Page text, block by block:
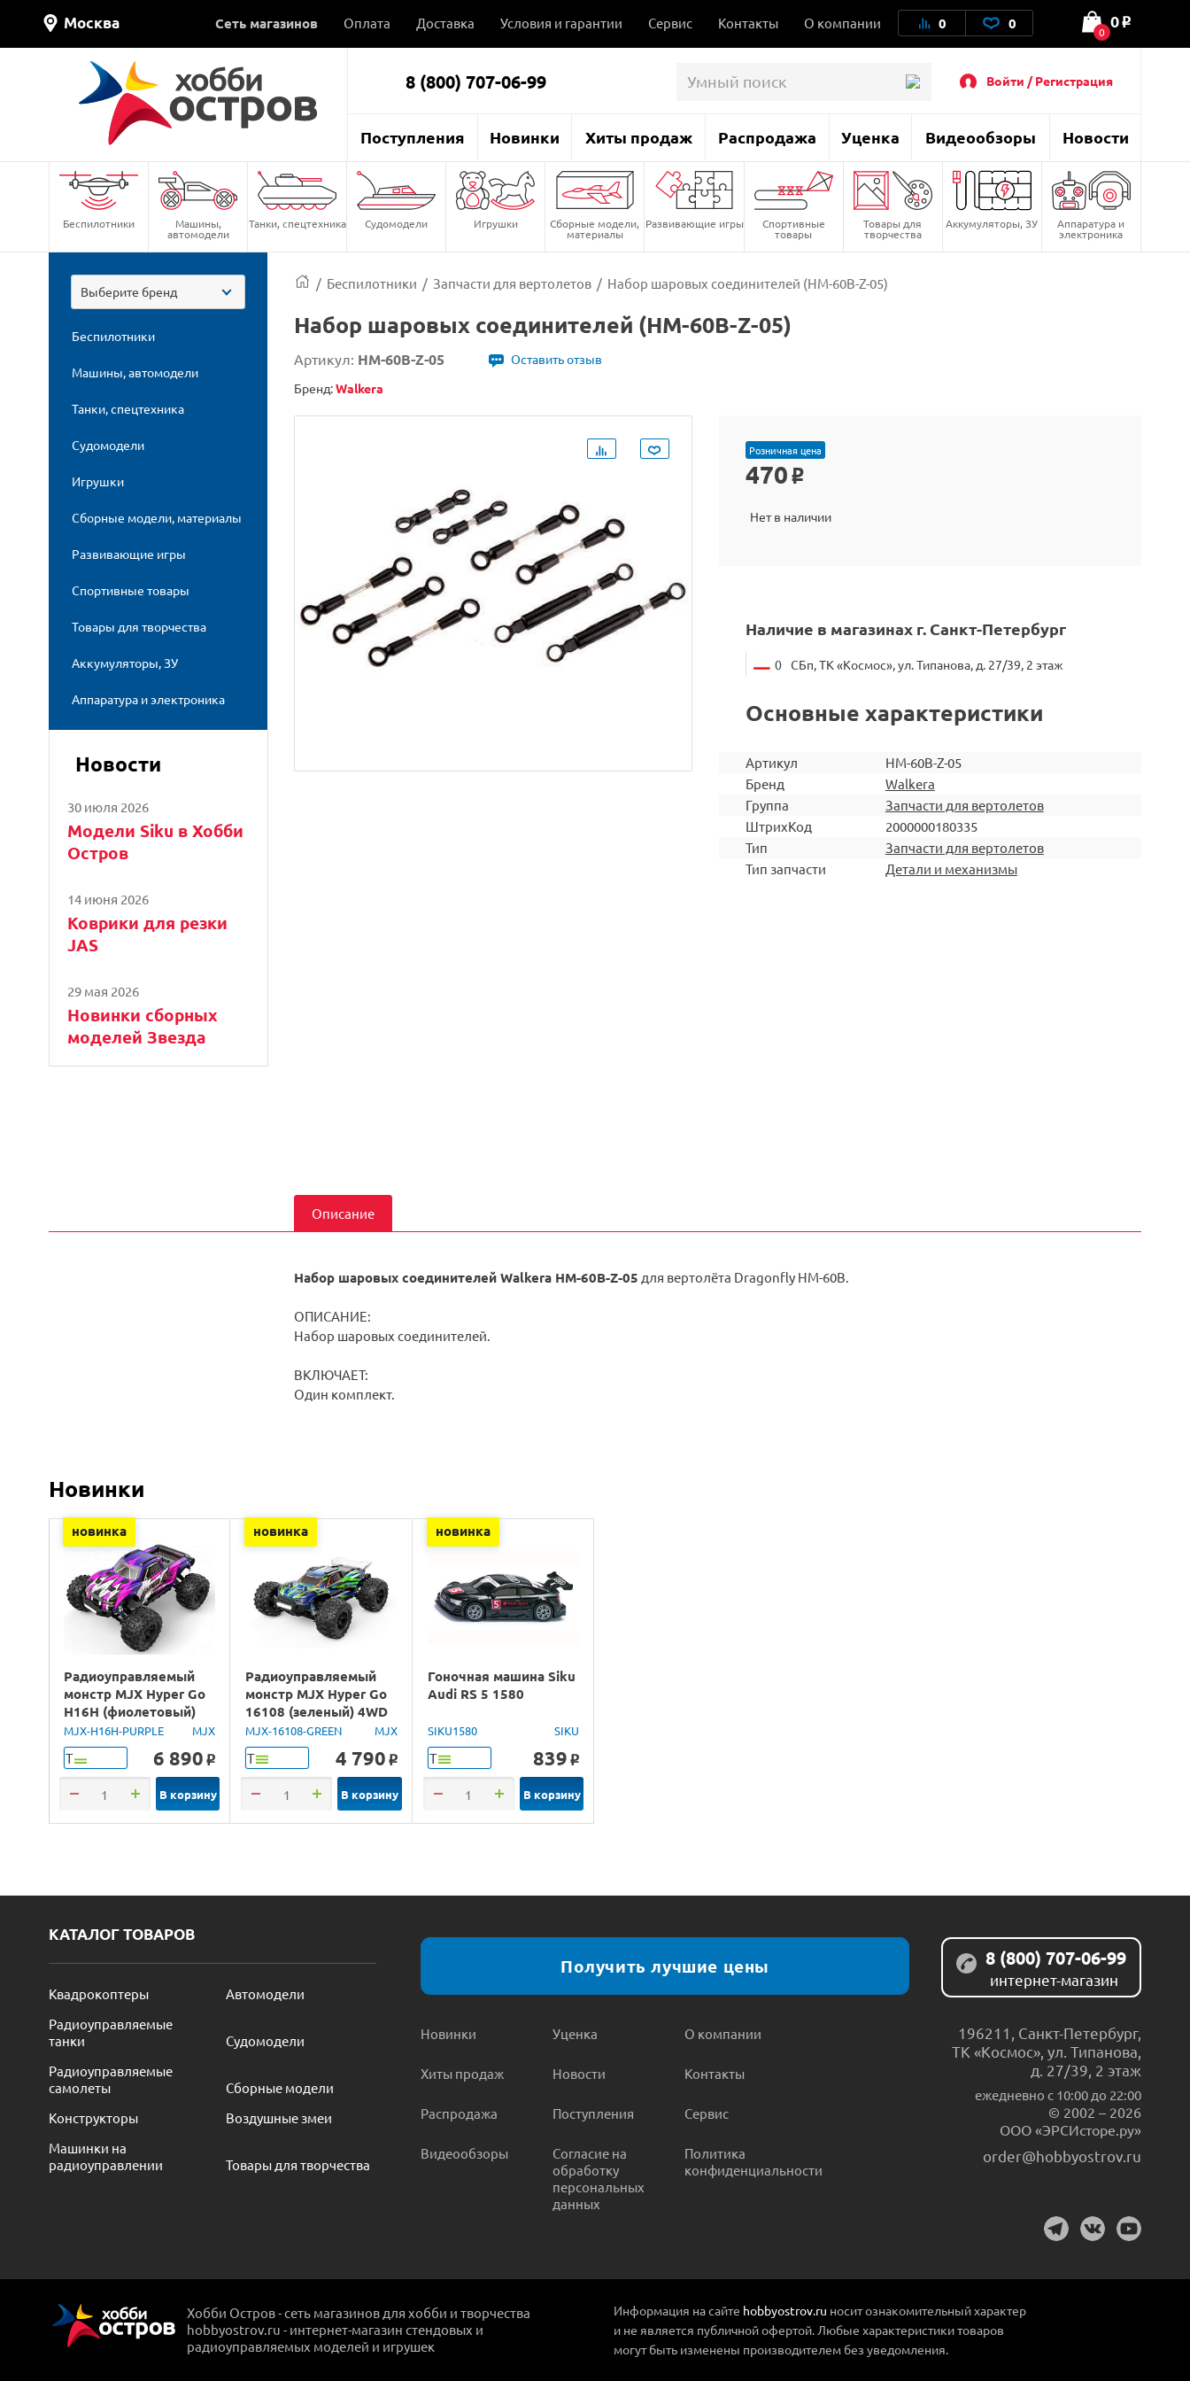
Москва Сеть магазинов Оплата Доставка Условия и гарантии Сервис Контакты О компании 0 0 0
0 o
8 (800) 707-06-99 Войти / Регистрация
Поступления Новинки Хиты продаж Распродажа Уценка Видеообзоры Новости
Беспилотники Машины,
автомодели
Танки, спецтехника Судомодели Игрушки Сборные модели,
материалы
Развивающие игры Спортивные
товары
Товары для
творчества
Аккумуляторы, ЗУ Аппаратура и
электроника
Выберите бренд
Беспилотники
Машины, автомодели
Танки, спецтехника
Судомодели
Игрушки
Сборные модели, материалы
Развивающие игры
Спортивные товары
Товары для творчества
Аккумуляторы, ЗУ
Аппаратура и электроника
Новости
30 июля 2026
Модели Siku в Хобби
Остров
14 июня 2026
Коврики для резки
JAS
29 мая 2026
Новинки сборных
моделей Звезда
/ Беспилотники / Запчасти для вертолетов / Набор шаровых соединителей (HM-60B-Z-05)
Набор шаровых соединителей (HM-60B-Z-05)
Артикул: HM-60B-Z-05
Оставить отзыв
Бренд:Walkera
Розничная цена
470 o
Нет в наличии
Наличие в магазинах г. Санкт-Петербург
0 СБп, ТК «Космос», ул. Типанова, д. 27/39, 2 этаж
Основные характеристики
Артикул
HM-60B-Z-05
Бренд
Walkera
Группа
Запчасти для вертолетов
ШтрихКод
2000000180335
Тип
Запчасти для вертолетов
Тип запчасти
Детали и механизмы
Описание
Набор шаровых соединителей Walkera HM-60B-Z-05 для вертолёта Dragonfly HM-60B.
ОПИСАНИЕ:
Набор шаровых соединителей.
ВКЛЮЧАЕТ:
Один комплект.
Новинки
новинка
Радиоуправляемый
монстр MJX Hyper Go
H16H (фиолетовый)
4WD 2.4G LED GPS
1/16 RTR
MJX-H16H-PURPLE MJX
Т 6 890 o
В корзину
новинка
Радиоуправляемый
монстр MJX Hyper Go
16108 (зеленый) 4WD
2.4G LED 1/16 RTR
MJX-16108-GREEN MJX
Т 4 790 o
В корзину
новинка
Гоночная машина Siku
Audi RS 5 1580
SIKU1580 SIKU
Т 839 o
В корзину
КАТАЛОГ ТОВАРОВ
Квадрокоптеры
Автомодели
Радиоуправляемые
танки
Судомодели
Радиоуправляемые
самолеты
Сборные модели
Конструкторы
Воздушные змеи
Машинки на
радиоуправлении
Товары для творчества
Получить лучшие цены
Новинки
Хиты продаж
Распродажа
Видеообзоры
Уценка
Новости
Поступления
Согласие на
обработку
персональных
данных
О компании
Контакты
Сервис
Политика
конфиденциальности
8 (800) 707-06-99
интернет-магазин
196211 Санкт-Петербург,
ТК «Космос», ул. Типанова,
д. 27/39, 2 этаж
ежедневно c 10:00 до 22:00
© 2002 – 2026
ООО «ЭРСИсторе.ру»
order@hobbyostrov.ru
Хобби Остров - сеть магазинов для хобби и творчества
hobbyostrov.ru - интернет-магазин стендовых и
радиоуправляемых моделей и игрушек
Информация на сайте hobbyostrov.ru носит ознакомительный характер
и не является публичной офертой. Любые характеристики товаров
могут быть изменены производителем без уведомления.